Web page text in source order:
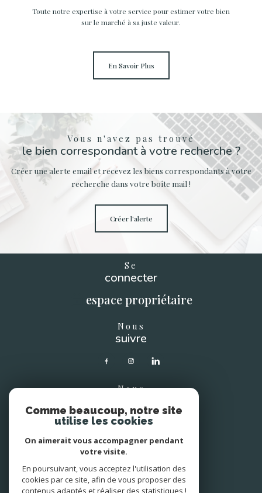
Toute notre expertise à votre service pour estimer votre bien
sur le marché à sa juste valeur.
En Savoir Plus
Vous n'avez pas trouvé
le bien correspondant à votre recherche ?
Créer une alerte email et recevez les biens correspondants à votre
recherche dans votre boîte mail !
créer l'alerte
Se
connecter
espace propriétaire
Nous
suivre
Nous
Avis
clients
Comme beaucoup, notre site
utilise les cookies
On aimerait vous accompagner pendant
votre visite.
En poursuivant, vous acceptez l'utilisation des
cookies par ce site, afin de vous proposer des
contenus adaptés et réaliser des statistiques !